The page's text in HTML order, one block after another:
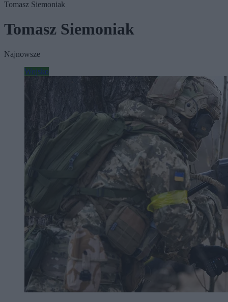
Tomasz Siemoniak
Tomasz Siemoniak
Najnowsze
Wojsko